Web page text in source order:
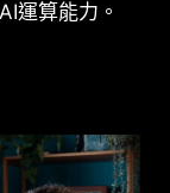
運算能力。
的 DLSS 是最
。
度體驗電影級